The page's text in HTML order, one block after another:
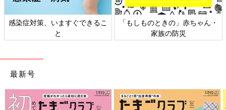
赤ちゃん・
日本外来小児科学会リーフレッ
六星占術 細木かお
最新号